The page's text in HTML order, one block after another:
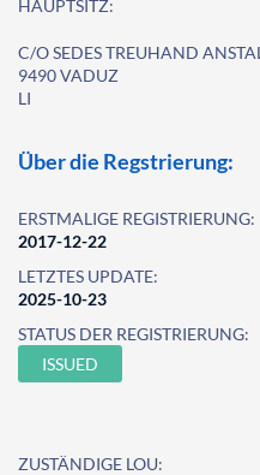
HAUPTSITZ:
C/O SEDES TREUHAND
9490 VADUZ
LI
Über die Regstrierung:
ERSTMALIGE REGISTRIERUNG:
2017-12-22
LETZTES UPDATE:
2025-10-23
STATUS DER REGISTRIERUNG:
ISSUED
ZUSTÄNDIGE LOU: